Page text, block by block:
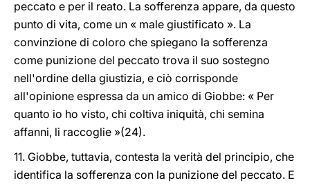
peccato e per il reato. La sofferenza appare, da questo
punto di vita, come un « male giustificato ». La
convinzione di coloro che spiegano la sofferenza
come punizione del peccato trova il suo sostegno
nell'ordine della giustizia, e ciò corrisponde
all'opinione espressa da un amico di Giobbe: « Per
quanto io ho visto, chi coltiva iniquità, chi semina
affanni, li raccoglie »(24).
11. Giobbe, tuttavia, contesta la verità del principio, che
identifica la sofferenza con la punizione del peccato. E